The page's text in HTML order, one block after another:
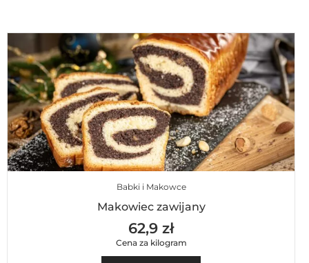
Babki i Makowce
Makowiec zawijany
62,9 zł
Cena za kilogram